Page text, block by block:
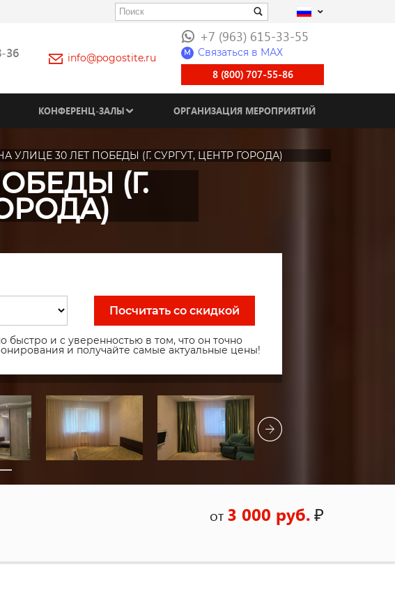
36 info@pogostite.ru
+7 (963) 615-33-55
M Связаться в МАХ
8 (800) 707-55-86
КОНФЕРЕНЦ-ЗАЛЫ ОРГАНИЗАЦИЯ МЕРОПРИЯТИЙ
УЛИЦЕ 30 ЛЕТ ПОБЕДЫ (Г. СУРГУТ, ЦЕНТР ГОРОДА)
(Г.
Посчитать со скидкой
быстро и с уверенностью в том, что он точно
и получайте самые актуальные цены!
от 3 000 руб.₽